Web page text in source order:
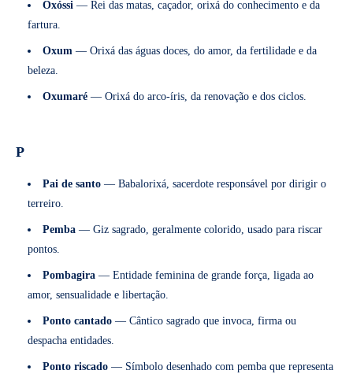
Oxóssi — Rei das matas, caçador, orixá do conhecimento e da
fartura.
Oxum — Orixá das águas doces, do amor, da fertilidade e da
beleza.
Oxumaré — Orixá do arco-íris, da renovação e dos ciclos.
P
Pai de santo — Babalorixá, sacerdote responsável por dirigir o
terreiro.
Pemba — Giz sagrado, geralmente colorido, usado para riscar
pontos.
Pombagira — Entidade feminina de grande força, ligada ao
amor, sensualidade e libertação.
Ponto cantado — Cântico sagrado que invoca, firma ou
despacha entidades.
Ponto riscado — Símbolo desenhado com pemba que representa